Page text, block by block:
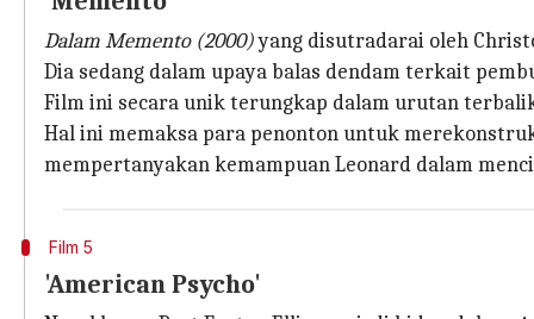
Dalam Memento (2000)yang disutradarai oleh
Dia sedang dalam upaya balas dendam terkait
Film ini secara unik terungkap dalam urutan
Hal ini memaksa para penonton untuk
mempertanyakan kemampuan Leonard dalam
Film 5
'American Psycho'